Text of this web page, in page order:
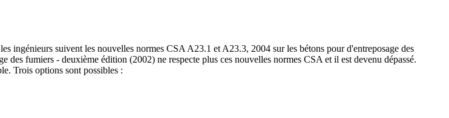
ingénieurs suivent les nouvelles normes CSA A23.1 et A23.3, 2004 sur les bétons pour d'entreposage des
fumiers - deuxième édition (2002) ne respecte plus ces nouvelles normes CSA et il est devenu dépassé.
Trois options sont possibles :